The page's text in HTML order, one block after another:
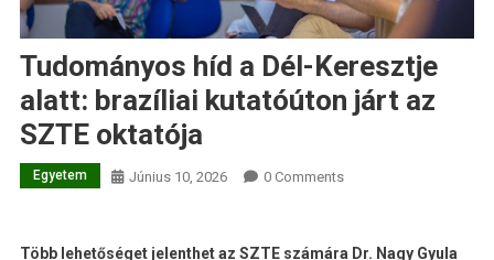
Tudományos híd a Dél-Keresztje
alatt: brazíliai kutatóúton járt az
SZTE oktatója
Egyetem Június 10, 2026 0 Comments
Több lehetőséget jelenthet az SZTE számára Dr. Nagy Gyula